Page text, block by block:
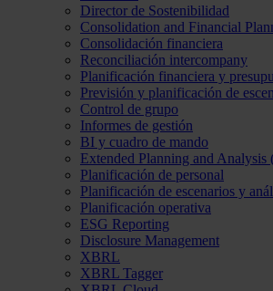
Director de Sostenibilidad
Consolidation and Financial
Consolidación financiera
Reconciliación intercompany
Planificación financiera y
Previsión y planificación de
Control de grupo
Informes de gestión
BI y cuadro de mando
Extended Planning and
Planificación de personal
Planificación de escenarios y
Planificación operativa
ESG Reporting
Disclosure Management
XBRL
XBRL Tagger